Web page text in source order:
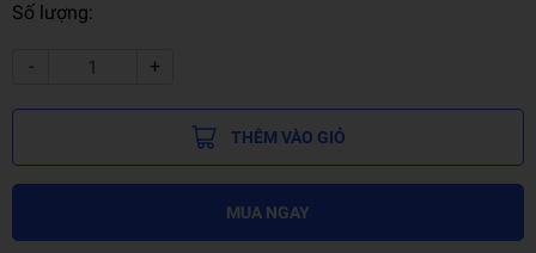
Số lượng:
- +
THÊM VÀO GIỎ
MUA NGAY